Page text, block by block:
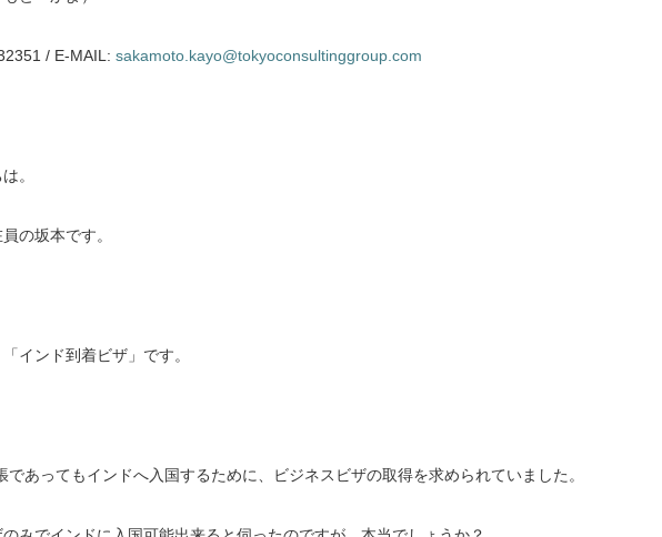
/ E-MAIL: sakamoto.kayo@tokyoconsultinggroup.com
。
の坂本です。
インド到着ビザ」です。
であってもインドへ入国するために、ビジネスビザの取得を求められていました。